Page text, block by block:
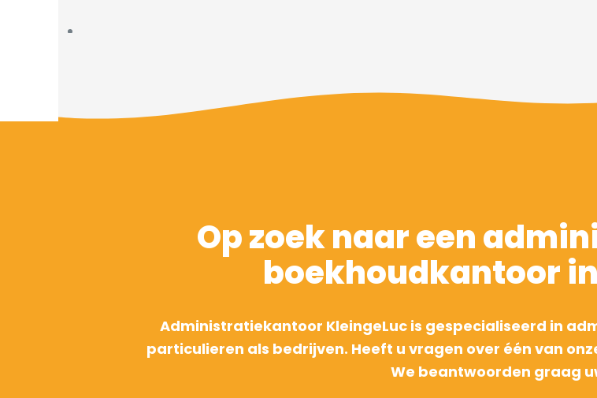
Op zoek naar een
boekhoudkantoor
Administratiekantoor KleingeLuc is gespecialiseerd in
particulieren als bedrijven. Heeft u vragen over één van
We beantwoorden graag